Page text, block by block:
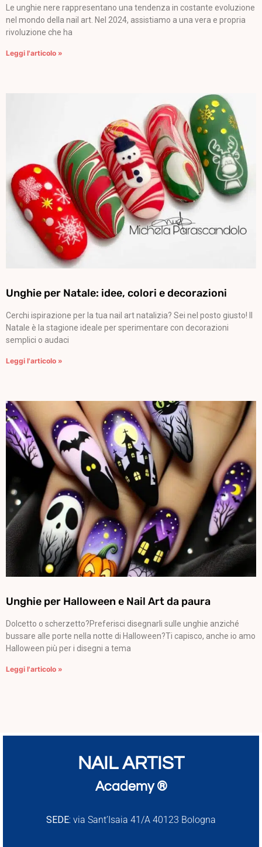
Le unghie nere rappresentano una tendenza in costante evoluzione
nel mondo della nail art. Nel 2024, assistiamo a una vera e propria
rivoluzione che ha
Leggi l'articolo »
Unghie per Natale: idee, colori e decorazioni
Cerchi ispirazione per la tua nail art natalizia? Sei nel posto giusto! Il
Natale è la stagione ideale per sperimentare con decorazioni
semplici o audaci
Leggi l'articolo »
Unghie per Halloween e Nail Art da paura
Dolcetto o scherzetto?Preferisci disegnarli sulle unghie anziché
bussare alle porte nella notte di Halloween?Ti capisco, anche io amo
Halloween più per i disegni a tema
Leggi l'articolo »
NAIL ARTIST
Academy ®
SEDE: via Sant’Isaia 41/A 40123 Bologna